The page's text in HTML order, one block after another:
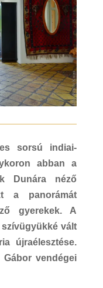
sorsú indiai-
abban a
Dunára néző
a panorámát
gyerekek. A
szívügyükké vált
újraélesztése.
vendégei